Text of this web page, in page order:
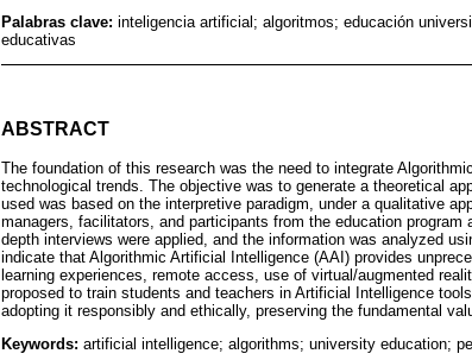
Palabras clave: inteligencia artificial; algoritmos; educación
educativas
ABSTRACT
The foundation of this research was the need to integrate
technological trends. The objective was to generate a theoretical
used was based on the interpretive paradigm, under a qualitative
managers, facilitators, and participants from the education
depth interviews were applied, and the information was analyzed
indicate that Algorithmic Artificial Intelligence (AAI) provides
learning experiences, remote access, use of virtual/augmented
proposed to train students and teachers in Artificial Intelligence
adopting it responsibly and ethically, preserving the fundamental
Keywords: artificial intelligence; algorithms; university education;